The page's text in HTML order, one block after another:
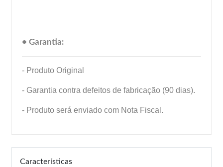
• Garantia:
- Produto Original
- Garantia contra defeitos de fabricação (90 dias).
- Produto será enviado com Nota Fiscal.
Características